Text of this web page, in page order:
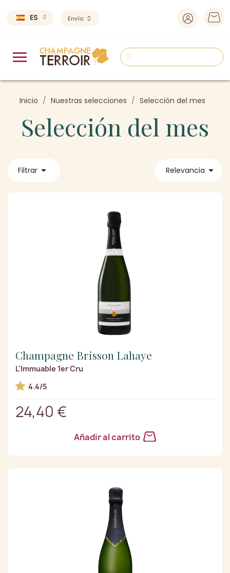
ES Envío:
Inicio Nuestras selecciones Selección del mes
Selección del mes
Filtrar  Relevancia 
Champagne Brisson Lahaye
L'Immuable 1er Cru
4.4/5
24,40 €
Añadir al carrito